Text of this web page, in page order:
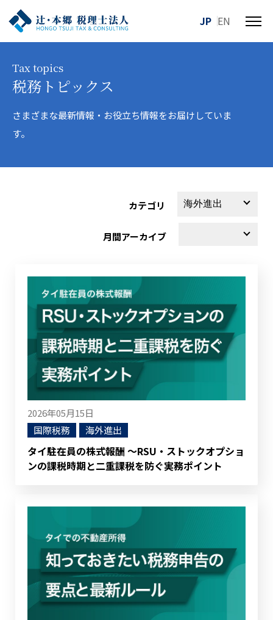
JP EN
メ
ニ
Tax topics
税務トピックス
さまざまな最新情報・お役立ち情報をお届けしていま
す。
カテゴリ
月間アーカイブ
2026年05月15日
国際税務
海外進出
タイ駐在員の株式報酬 ～RSU・ストックオプショ
ンの課税時期と二重課税を防ぐ実務ポイント